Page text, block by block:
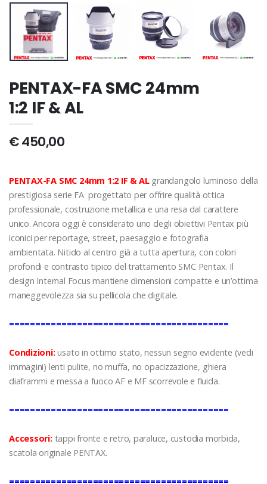
PENTAX-FA SMC 24mm
1:2 IF & AL
€ 450,00
PENTAX-FA SMC 24mm 1:2 IF & ALgrandangolo luminoso della
prestigiosa serie FA progettato per offrire qualità ottica
professionale, costruzione metallica e una resa dal carattere
unico. Ancora oggi è considerato uno degli obiettivi Pentax più
iconici per reportage, street, paesaggio e fotografia
ambientata. Nitido al centro già a tutta apertura, con colori
profondi e contrasto tipico del trattamento SMC Pentax. Il
design Internal Focus mantiene dimensioni compatte e un’ottima
maneggevolezza sia su pellicola che digitale.
==========================================
Condizioni:usato in ottimo stato, nessun segno evidente (vedi
immagini) lenti pulite, no muffa, no opacizzazione, ghiera
diaframmi e messa a fuoco AF e MF scorrevole e fluida.
==========================================
Accessori:tappi fronte e retro, paraluce, custodia morbida,
scatola originale PENTAX.
==========================================